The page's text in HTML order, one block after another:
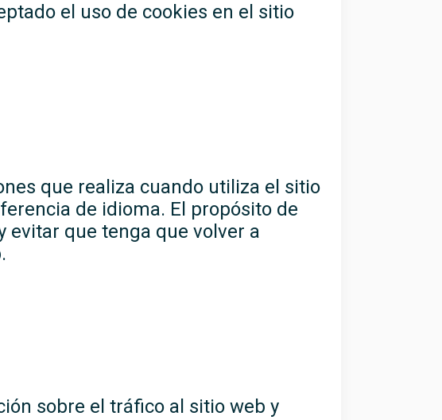
el uso de cookies en el sitio
que realiza cuando utiliza el sitio
de idioma. El propósito de
evitar que tenga que volver a
sobre el tráfico al sitio web y